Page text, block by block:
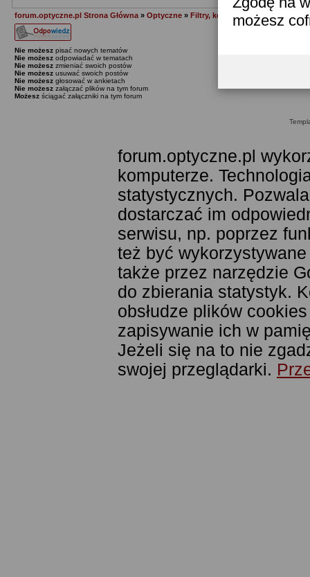
możesz
forum.optyczne.pl Strona Główna » Optyczne » Filtry, konwertery i soczewki
Nie możesz pisać nowych tematów
Nie możesz odpowiadać w tematach
Nie możesz zmieniać swoich postów
Nie możesz usuwać swoich postów
Nie możesz głosować w ankietach
Nie możesz załączać plików na tym forum
Możesz ściągać załączniki na tym forum
forum.optyczne.pl
komputerze.
statystycznych.
dostarczać im
serwisu, np. poprzez
też być
także przez narzędzie
do zbierania statystyk.
obsłudze plików
zapisywanie ich w
Jeżeli się na to nie
swojej przeglądarki.